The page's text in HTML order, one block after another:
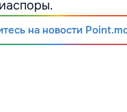
на новости